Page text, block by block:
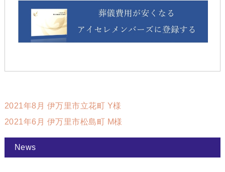
2021年8月 伊万里市立花町 Y様
2021年6月 伊万里市松島町 M様
News